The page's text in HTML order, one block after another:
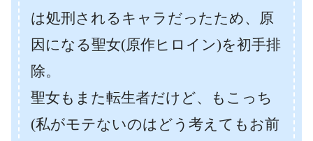
は処刑されるキャラだったため、原
因になる聖女(原作ヒロイン)を初手排
除。
聖女もまた転生者だけど、もこっち
(私がモテないのはどう考えてもお前